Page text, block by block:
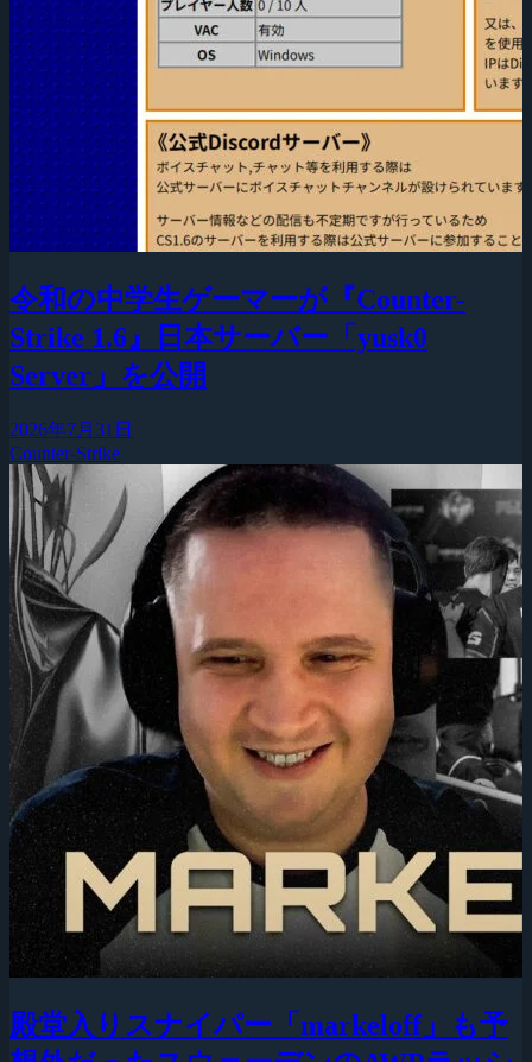
令和の中学生ゲーマーが『Counter-
Strike 1.6』日本サーバー「yusk0
Server」を公開
2026年7月31日
Counter-Strike
殿堂入りスナイパー「markeloff」も予